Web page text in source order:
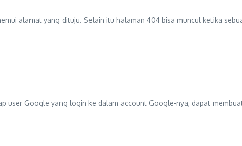
alamat yang dituju. Selain itu halaman 404 bisa muncul ketika
user Google yang login ke dalam account Google-nya, dapat